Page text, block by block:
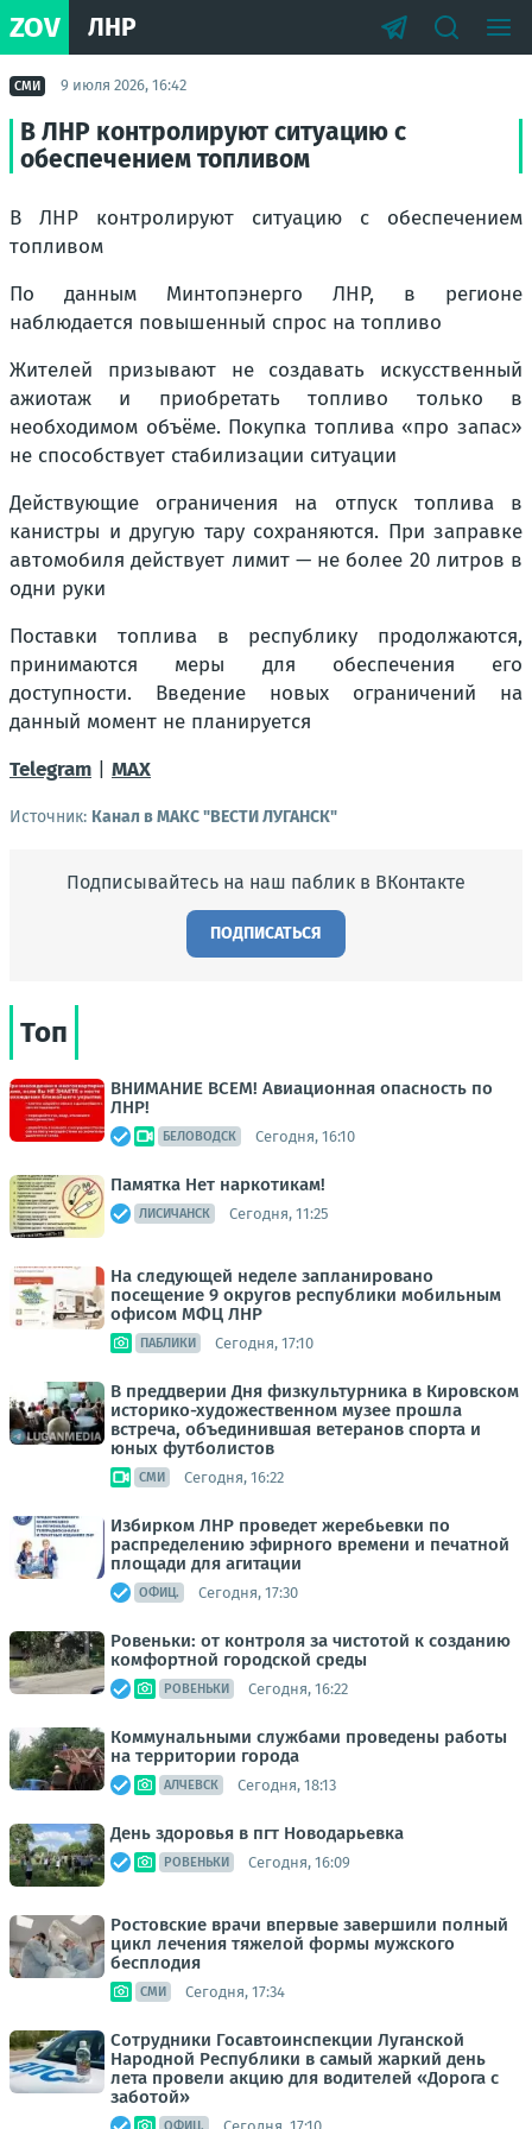
ZOV ЛНР
СМИ 9 июля 2026, 16:42
В ЛНР контролируют ситуацию с
обеспечением топливом
В ЛНР контролируют ситуацию с обеспечением
топливом
По данным Минтопэнерго ЛНР, в регионе
наблюдается повышенный спрос на топливо
Жителей призывают не создавать искусственный
ажиотаж и приобретать топливо только в
необходимом объёме. Покупка топлива «про запас»
не способствует стабилизации ситуации
Действующие ограничения на отпуск топлива в
канистры и другую тару сохраняются. При заправке
автомобиля действует лимит — не более 20 литров в
одни руки
Поставки топлива в республику продолжаются,
принимаются меры для обеспечения его
доступности. Введение новых ограничений на
данный момент не планируется
Telegram
MAX
Источник: Канал в МАКС "ВЕСТИ ЛУГАНСК"
Подписывайтесь на наш паблик в ВКонтакте
ПОДПИСАТЬСЯ
Топ
ВНИМАНИЕ ВСЕМ! Авиационная опасность по
ЛНР!
БЕЛОВОДСК Сегодня, 16:10
Памятка Нет наркотикам!
ЛИСИЧАНСК Сегодня, 11:25
На следующей неделе запланировано
посещение 9 округов республики мобильным
офисом МФЦ ЛНР
ПАБЛИКИ Сегодня, 17:10
В преддверии Дня физкультурника в Кировском
историко-художественном музее прошла
встреча, объединившая ветеранов спорта и
юных футболистов
СМИ Сегодня, 16:22
Избирком ЛНР проведет жеребьевки по
распределению эфирного времени и печатной
площади для агитации
ОФИЦ. Сегодня, 17:30
Ровеньки: от контроля за чистотой к созданию
комфортной городской среды
РОВЕНЬКИ Сегодня, 16:22
Коммунальными службами проведены работы
на территории города
АЛЧЕВСК Сегодня, 18:13
День здоровья в пгт Новодарьевка
РОВЕНЬКИ Сегодня, 16:09
Ростовские врачи впервые завершили полный
цикл лечения тяжелой формы мужского
бесплодия
СМИ Сегодня, 17:34
Сотрудники Госавтоинспекции Луганской
Народной Республики в самый жаркий день
лета провели акцию для водителей «Дорога с
заботой»
Сегодня, 17:10